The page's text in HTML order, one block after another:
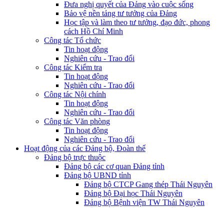
Đưa nghị quyết của Đảng vào cuộc sống
Bảo vệ nền tảng tư tưởng của Đảng
Học tập và làm theo tư tưởng, đạo đức, phong
cách Hồ Chí Minh
Công tác Tổ chức
Tin hoạt động
Nghiên cứu - Trao đổi
Công tác Kiểm tra
Tin hoạt động
Nghiên cứu - Trao đổi
Công tác Nội chính
Tin hoạt động
Nghiên cứu - Trao đổi
Công tác Văn phòng
Tin hoạt động
Nghiên cứu - Trao đổi
Hoạt động của các Đảng bộ, Đoàn thể
Đảng bộ trực thuộc
Đảng bộ các cơ quan Đảng tỉnh
Đảng bộ UBND tỉnh
Đảng bộ CTCP Gang thép Thái Nguyên
Đảng bộ Đại học Thái Nguyên
Đảng bộ Bệnh viện TW Thái Nguyên